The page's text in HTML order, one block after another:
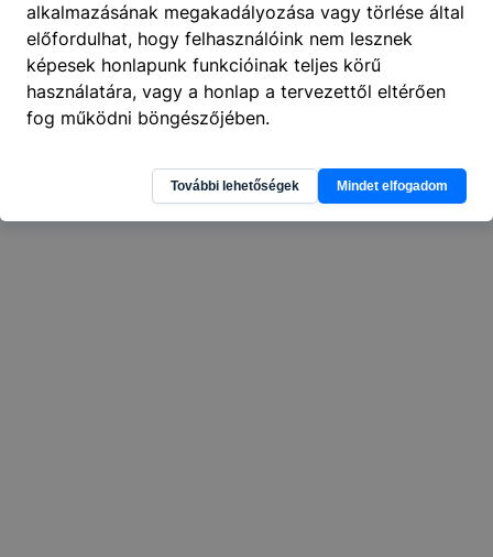
alkalmazásának megakadályozása vagy törlése által
előfordulhat, hogy felhasználóink nem lesznek
képesek honlapunk funkcióinak teljes körű
használatára, vagy a honlap a tervezettől eltérően
fog működni böngészőjében.
További lehetőségek Mindet elfogadom